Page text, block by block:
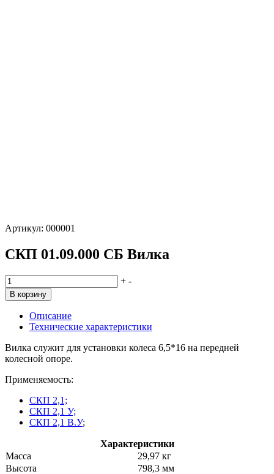
Артикул: 000001
СКП 01.09.000 СБ Вилка
Количество
товара
СКП
01.09.000
Вилка
+ -
В корзину
Описание
Технические характеристики
Вилка служит для установки колеса 6,5*16 на передней
колесной опоре.
Применяемость:
СКП 2,1;
СКП 2,1 У;
СКП 2,1 В.У;
Характеристики
Масса
29,97 кг
Высота
798,3 мм